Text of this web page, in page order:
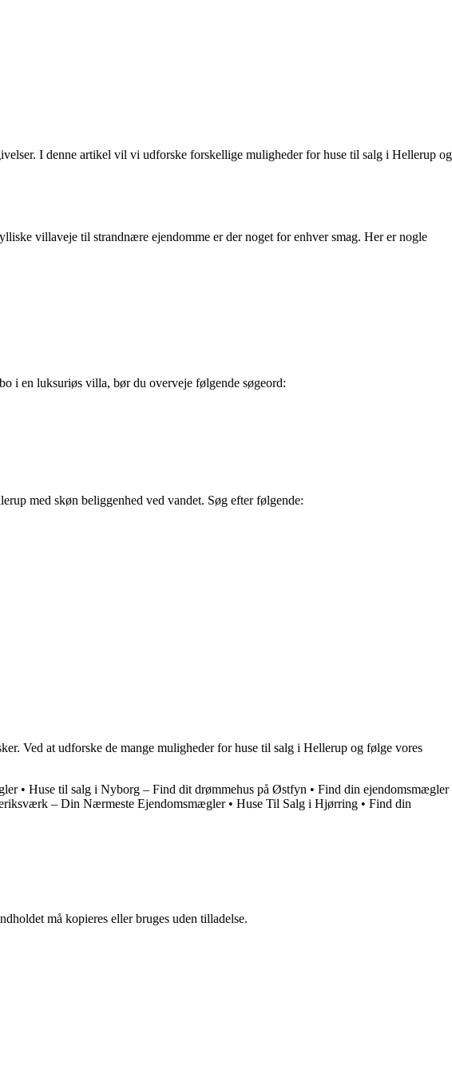
I denne artikel vil vi udforske forskellige muligheder for huse til salg i Hellerup og
villaveje til strandnære ejendomme er der noget for enhver smag. Her er nogle
i en luksuriøs villa, bør du overveje følgende søgeord:
med skøn beliggenhed ved vandet. Søg efter følgende:
Ved at udforske de mange muligheder for huse til salg i Hellerup og følge vores
• Huse til salg i Nyborg – Find dit drømmehus på Østfyn • Find din ejendomsmægler
– Din Nærmeste Ejendomsmægler• Huse Til Salg i Hjørring • Find din
må kopieres eller bruges uden tilladelse.